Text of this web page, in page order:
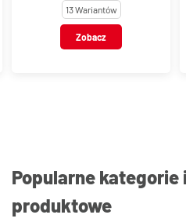
10 Wariantów
Zobacz
Popularne kategorie
produktowe